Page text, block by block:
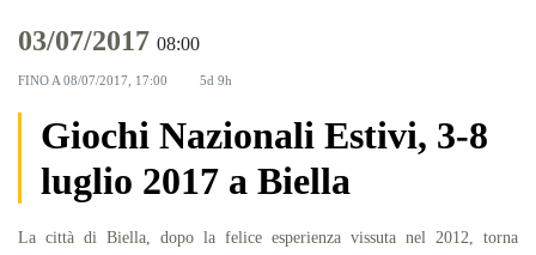
03/07/2017 08:00
FINO A 08/07/2017, 17:00 5d 9h
Giochi Nazionali Estivi, 3-8
luglio 2017 a Biella
La città di Biella, dopo la felice esperienza vissuta nel 2012, torna